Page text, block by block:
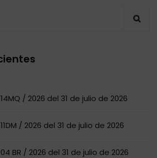
14MQ / 2026 del 31 de julio de 2026
11DM / 2026 del 31 de julio de 2026
04 BR / 2026 del 31 de julio de 2026